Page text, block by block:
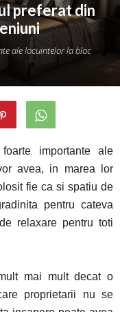
preferat din
ale locuintelor la bloc
importante ale
avea, in marea lor
fie ca si spatiu de
pentru cateva
relaxare pentru toti
mai mult decat o
proprietarii nu se